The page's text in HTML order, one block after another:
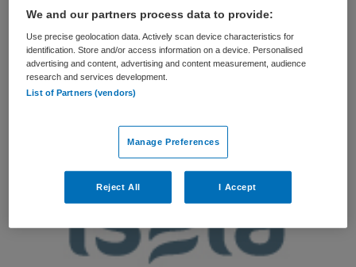
Vacature niet beschikbaar
Deze vacature Operationeel leidinggevende OK bij Isala
is niet meer actueel. Hieronder staan enkele vergelijkbare
vacatures die voor u wellicht interessant zijn.
We and our partners process data to provide:
Use precise geolocation data. Actively scan device characteristics for
identification. Store and/or access information on a device. Personalised
advertising and content, advertising and content measurement, audience
research and services development.
List of Partners (vendors)
Manage Preferences
Reject All I Accept